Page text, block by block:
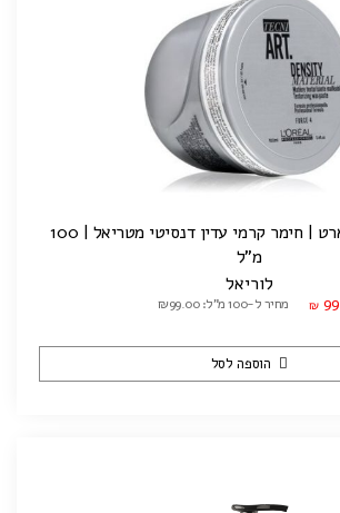
LOREAL טכני ארט | חימר קרמי עדין דנסיטי מטריאל | 100
מ"ל
לוריאל
₪ 99 מחיר ל-100 מ"ל: ₪99.00
הוספה לסל